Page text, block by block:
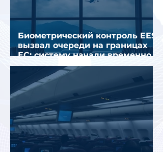
Биометрический контроль EES
вызвал очереди на границах
ЕС: систему начали временно
отключать